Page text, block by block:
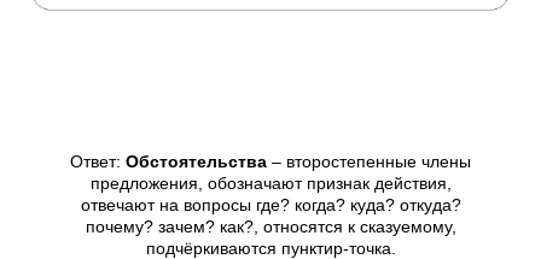
Ответ: Обстоятельства – второстепенные члены
предложения, обозначают признак действия,
отвечают на вопросы где? когда? куда? откуда?
почему? зачем? как?, относятся к сказуемому,
подчёркиваются пунктир-точка.